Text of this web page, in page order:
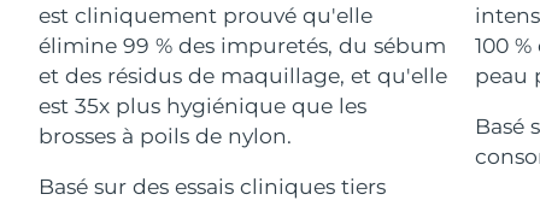
est cliniquement prouvé qu'elle
élimine 99 % des impuretés, du sébum
et des résidus de maquillage, et qu'elle
est 35x plus hygiénique que les
brosses à poils de nylon.
Basé sur des essais cliniques tiers
100
peau
Basé
Acheter tout
FOREO APP
À PROPROS
Jersey Livraison estimée15/08/2026
Kazakhstan Livraison estimée
10/08/2026